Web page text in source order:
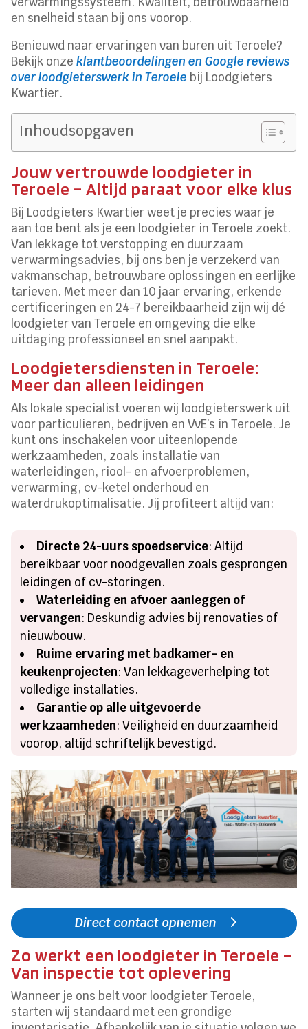
en snelheid staan bij ons voorop.
Benieuwd naar ervaringen van buren uit Teroele?
Bekijk onzeklantbeoordelingen en Google reviews
over loodgieterswerk in Teroele bij Loodgieters
Kwartier.
Inhoudsopgaven
Jouw vertrouwde loodgieter in
Teroele – Altijd paraat voor elke klus
Bij Loodgieters Kwartier weet je precies waar je
aan toe bent als je een loodgieter in Teroele zoekt.
Van lekkage tot verstopping en duurzaam
verwarmingsadvies, bij ons ben je verzekerd van
vakmanschap, betrouwbare oplossingen en eerlijke
tarieven. Met meer dan 10 jaar ervaring, erkende
certificeringen en 24-7 bereikbaarheid zijn wij dé
loodgieter van Teroele en omgeving die elke
uitdaging professioneel en snel aanpakt.
Loodgietersdiensten in Teroele:
Meer dan alleen leidingen
Als lokale specialist voeren wij loodgieterswerk uit
voor particulieren, bedrijven en VvE’s in Teroele. Je
kunt ons inschakelen voor uiteenlopende
werkzaamheden, zoals installatie van
waterleidingen, riool- en afvoerproblemen,
verwarming, cv-ketel onderhoud en
waterdrukoptimalisatie. Jij profiteert altijd van:
Directe 24-uurs spoedservice: Altijd
bereikbaar voor noodgevallen zoals gesprongen
leidingen of cv-storingen.
Waterleiding en afvoer aanleggen of
vervangen: Deskundig advies bij renovaties of
nieuwbouw.
Ruime ervaring met badkamer- en
keukenprojecten: Van lekkageverhelping tot
volledige installaties.
Garantie op alle uitgevoerde
werkzaamheden: Veiligheid en duurzaamheid
voorop, altijd schriftelijk bevestigd.
Direct contact opnemen
Zo werkt een loodgieter in Teroele –
Van inspectie tot oplevering
Wanneer je ons belt voor loodgieter Teroele,
starten wij standaard met een grondige